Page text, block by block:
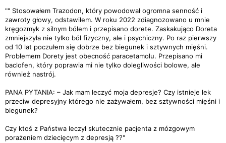
"" Stosowałem Trazodon, który powodował ogromna senność i
zawroty głowy, odstawiłem. W roku 2022 zdiagnozowano u mnie
kręgozmyk z silnym bólem i przepisano dorete. Zaskakująco Doreta
zmniejszyła nie tylko ból fizyczny, ale i psychiczny. Po raz pierwszy
od 10 lat poczułem się dobrze bez biegunek i sztywnych mięśni.
Problemem Dorety jest obecność paracetamolu. Przepisano mi
baclofen, który poprawia mi nie tylko dolegliwości bolowe, ale
również nastrój.
PANA PYTANIA: – Jak mam leczyć moja depresje? Czy istnieje lek
przeciw depresyjny którego nie zażywałem, bez sztywności mięśni i
biegunek?
Czy ktoś z Państwa leczył skutecznie pacjenta z mózgowym
porażeniem dziecięcym z depresją ??"